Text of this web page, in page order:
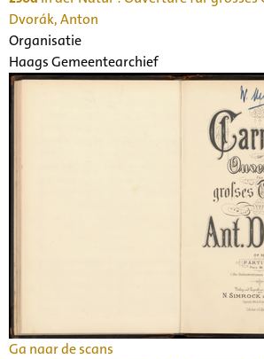
Dvorák, Anton
Organisatie
Haags Gemeentearchief
Ga naar de scans